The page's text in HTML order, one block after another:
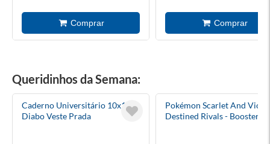
Queridinhos da Semana:
Caderno Universitário 10x1
Diabo Veste Prada
Pokémon Scarlet And
Destined Rivals - Booster